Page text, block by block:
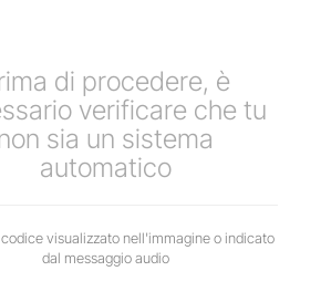
di procedere, è
verificare che tu
sia un sistema
automatico
visualizzato nell'immagine o indicato
dal messaggio audio